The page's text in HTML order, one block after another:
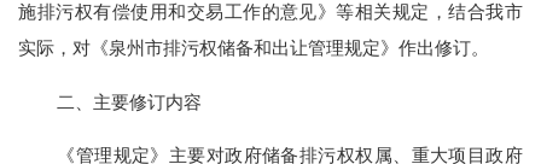
施排污权有偿使用和交易工作的意见》等相关规定，结合我市
实际，对《泉州市排污权储备和出让管理规定》作出修订。
二、主要修订内容
《管理规定》主要对政府储备排污权权属、重大项目政府